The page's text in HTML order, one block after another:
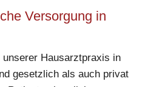
Versorgung in
Hausarztpraxis in
gesetzlich als auch privat